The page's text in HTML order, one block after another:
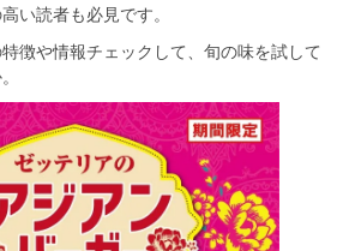
い読者も必見です。
徴や情報チェックして、旬の味を試して